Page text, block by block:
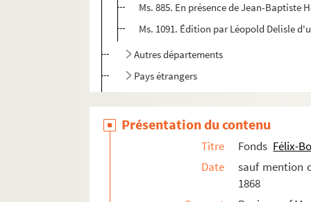
Ms. 885. En présence de Jean-
Ms. 1091. Édition par Léopold Delisle
Autres départements
Pays étrangers
Archéologie
Les inscriptions antiques
Paganisme et christianisme antique
Hérésies chrétiennes et sorcellerie
Présentation du contenu
Titre Fonds Félix-
Date
sauf mention
1868